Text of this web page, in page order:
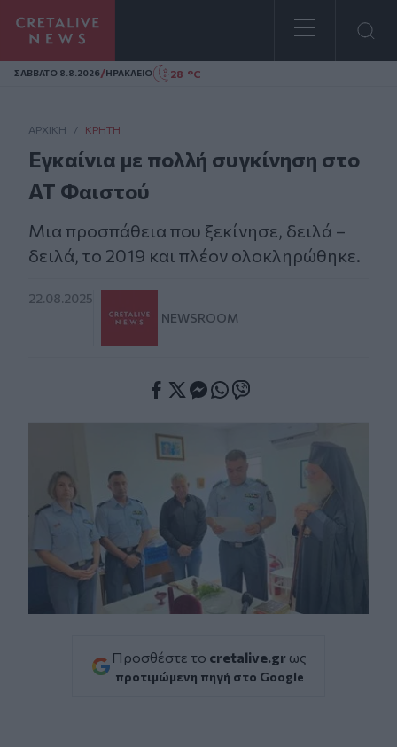
Homepage
ΣAΒΒΑΤΟ 8.8.2026/ΗΡΑΚΛΕΙΟ 28 °C
ΑΡΧΙΚΗ / ΚΡΉΤΗ
Εγκαίνια με πολλή συγκίνηση στο
ΑΤ Φαιστού
Μια προσπάθεια που ξεκίνησε, δειλά –
δειλά, το 2019 και πλέον ολοκληρώθηκε.
22.08.2025
NEWSROOM
Προσθέστε το cretalive.gr ως
προτιμώμενη πηγή στο Google